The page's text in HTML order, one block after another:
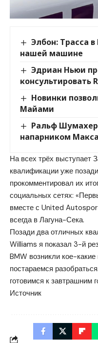
Элбон: Трасса
нашей машине
Эдриан Ньюи
консультировать
Новинки
Майами
Ральф
напарником Макса
На всех трёх выступает
квалификации уже
прокомментировал их
социальных сетях:
вместе с United
всегда в Лагуна-Сека.
Позади два отличных
Williams я показал 3-й
BMW возникли кое-
постараемся
готовимся к завтрашним
Источник